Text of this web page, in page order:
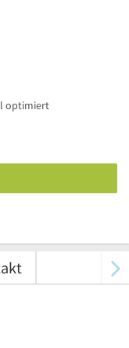
optimiert